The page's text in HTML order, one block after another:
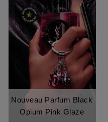
Nouveau Parfum Black
Opium Pink Glaze